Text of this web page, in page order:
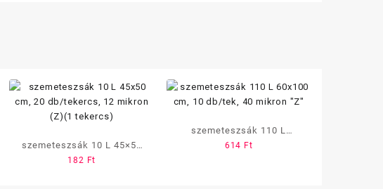
szemeteszsák 10 L 45×50
cm, 20 db/tekercs, 12
182 Ft
szemeteszsák 110 L
60×100 cm, 10 db/tek, 40
614 Ft